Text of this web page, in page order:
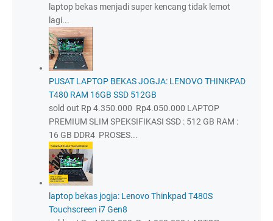
laptop bekas menjadi super kencang tidak lemot
lagi...
PUSAT LAPTOP BEKAS JOGJA: LENOVO THINKPAD
T480 RAM 16GB SSD 512GB
sold out Rp 4.350.000 Rp4.050.000 LAPTOP
PREMIUM SLIM SPEKSIFIKASI SSD : 512 GB RAM :
16 GB DDR4 PROSES...
laptop bekas jogja: Lenovo Thinkpad T480S
Touchscreen i7 Gen8